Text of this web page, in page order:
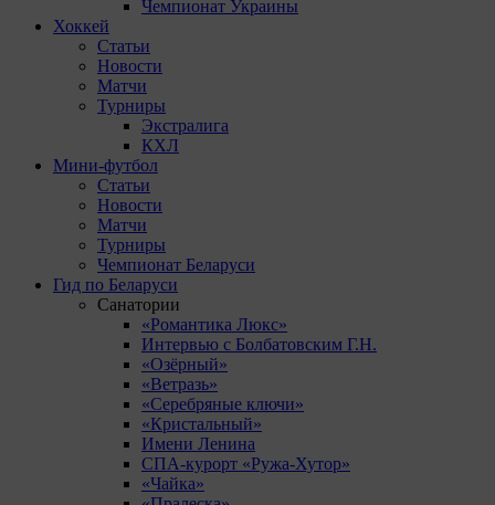
Чемпионат Украины
Хоккей
Статьи
Новости
Матчи
Турниры
Экстралига
КХЛ
Мини-футбол
Статьи
Новости
Матчи
Турниры
Чемпионат Беларуси
Гид по Беларуси
Санатории
«Романтика Люкс»
Интервью с Болбатовским Г.Н.
«Озёрный»
«Ветразь»
«Серебряные ключи»
«Кристальный»
Имени Ленина
СПА-курорт «Ружа-Хутор»
«Чайка»